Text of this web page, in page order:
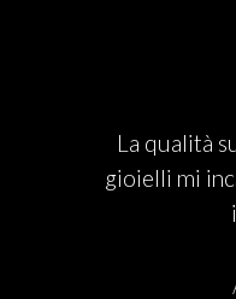
La qualità
gioielli mi